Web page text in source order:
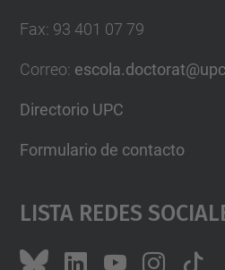
Fax: 93 401 07 79
Correo:
Directorio UPC
Formulario de contacto
Lista Redes